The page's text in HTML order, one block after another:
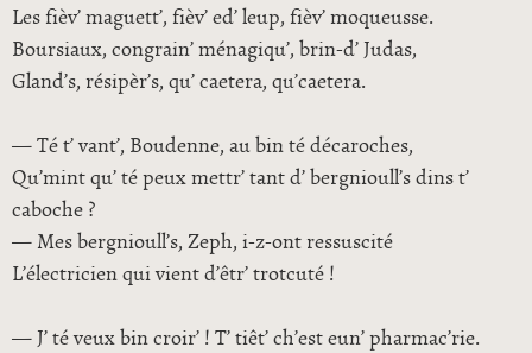
Les fièv’ maguett’, fièv’ ed’ leup, fièv’ moqueusse.
Boursiaux, congrain’ ménagiqu’, brin-d’ Judas,
Gland’s, résipèr’s, qu’ caetera, qu’caetera.
— Té t’ vant’, Boudenne, au bin té décaroches,
Qu’mint qu’ té peux mettr’ tant d’ bergnioull’s dins t’
caboche ?
— Mes bergnioull’s, Zeph, i-z-ont ressuscité
L’électricien qui vient d’êtr’ trotcuté !
— J’ té veux bin croir’ ! T’ tiêt’ ch’est eun’ pharmac’rie.